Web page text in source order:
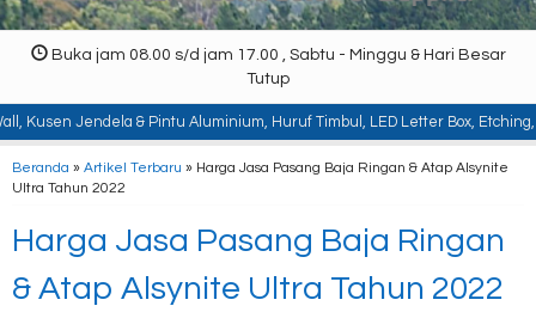
Buka jam 08.00 s/d jam 17.00 , Sabtu - Minggu & Hari Besar
Tutup
Jendela & Pintu Aluminium, Huruf Timbul, LED Letter Box, Etching,
Beranda » Artikel Terbaru » Harga Jasa Pasang Baja Ringan & Atap Alsynite
Ultra Tahun 2022
Harga Jasa Pasang Baja Ringan
& Atap Alsynite Ultra Tahun 2022